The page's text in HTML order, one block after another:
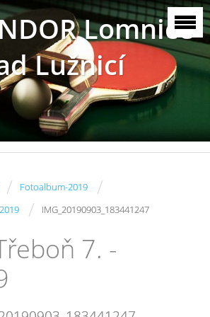
Lomnice
Lužnicí
/ Fotoalbum-2019 /
/ IMG_20190903_183441247
7. -